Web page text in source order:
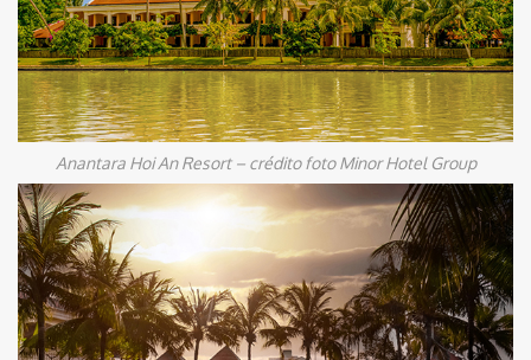
Anantara Hoi An Resort – crédito foto Minor Hotel Group